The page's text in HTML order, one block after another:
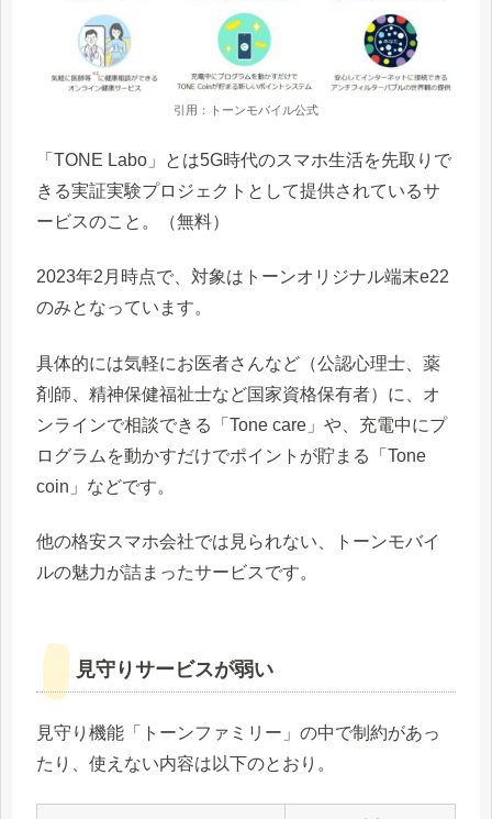
引用：トーンモバイル公式
「TONE Labo」とは5G時代のスマホ生活を先取りで
きる実証実験プロジェクトとして提供されているサ
ービスのこと。（無料）
2023年2月時点で、対象はトーンオリジナル端末e22
のみとなっています。
具体的には気軽にお医者さんなど（公認心理士、薬
剤師、精神保健福祉士など国家資格保有者）に、オ
ンラインで相談できる「Tone care」や、充電中にプ
ログラムを動かすだけでポイントが貯まる「Tone
coin」などです。
他の格安スマホ会社では見られない、トーンモバイ
ルの魅力が詰まったサービスです。
見守りサービスが弱い
見守り機能「トーンファミリー」の中で制約があっ
たり、使えない内容は以下のとおり。